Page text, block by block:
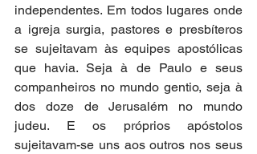
independentes. Em todos lugares onde
a igreja surgia, pastores e presbíteros
se sujeitavam às equipes apostólicas
que havia. Seja à de Paulo e seus
companheiros no mundo gentio, seja à
dos doze de Jerusalém no mundo
judeu. E os próprios apóstolos
sujeitavam-se uns aos outros nos seus